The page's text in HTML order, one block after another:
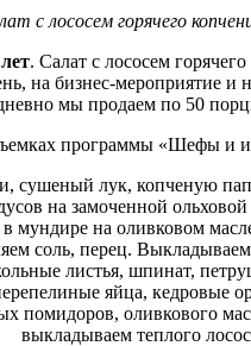
с лососем горячего
. Салат с лососем
на бизнес-мероприятие
мы продаем по 50
программы «Шефы и
сушеный лук, копченую
на замоченной
мундире на оливковом
соль, перец. Выкладываем
листья, шпинат,
яйца, кедровые
помидоров, оливкового
выкладываем теплого